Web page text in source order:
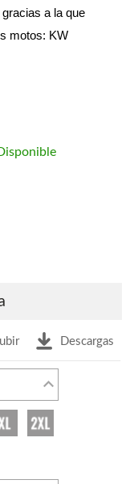
gracias a la que
motos: KW
Descargas